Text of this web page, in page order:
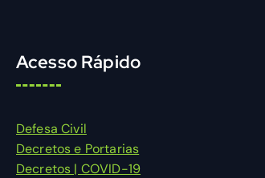
Acesso Rápido
Defesa Civil
Decretos e Portarias
Decretos | COVID-19